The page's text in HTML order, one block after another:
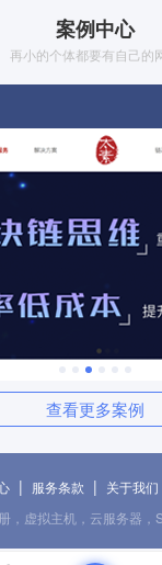
案例中心
再小的个体都要有自己的
查看更多案例
| 服务条款 | 关于我们
，虚拟主机，云服务器，